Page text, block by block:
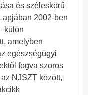
és széleskörű
2002-ben
külön
amelyben
egészségügyi
fogva szoros
NJSZT között,